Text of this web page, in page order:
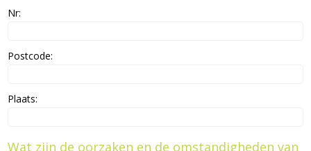
Nr:
Postcode:
Plaats:
Wat zijn de oorzaken en de omstandigheden van